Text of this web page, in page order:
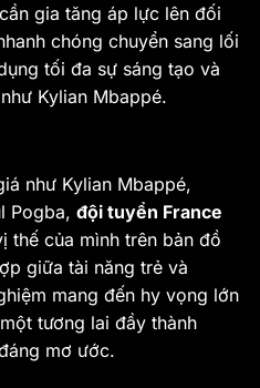
gia tăng áp lực lên đối
chóng chuyển sang lối
tối đa sự sáng tạo và
Kylian Mbappé.
như Kylian Mbappé,
Pogba, đội tuyển France
thế của mình trên bản đồ
giữa tài năng trẻ và
mang đến hy vọng lớn
tương lai đầy thành
mơ ước.